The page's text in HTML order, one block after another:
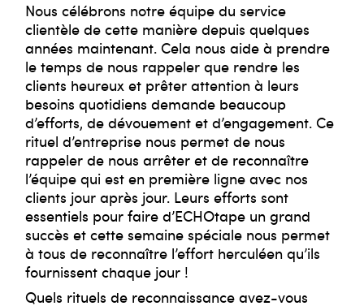
Nous célébrons notre équipe du service
clientèle de cette manière depuis quelques
années maintenant. Cela nous aide à prendre
le temps de nous rappeler que rendre les
clients heureux et prêter attention à leurs
besoins quotidiens demande beaucoup
d’efforts, de dévouement et d’engagement. Ce
rituel d’entreprise nous permet de nous
rappeler de nous arrêter et de reconnaître
l’équipe qui est en première ligne avec nos
clients jour après jour. Leurs efforts sont
essentiels pour faire d’ECHOtape un grand
succès et cette semaine spéciale nous permet
à tous de reconnaître l’effort herculéen qu’ils
fournissent chaque jour !
Quels rituels de reconnaissance avez-vous